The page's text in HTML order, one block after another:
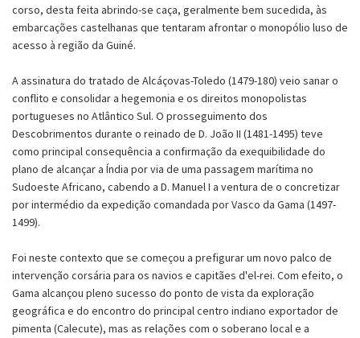
corso, desta feita abrindo-se caça, geralmente bem sucedida, às
embarcações castelhanas que tentaram afrontar o monopólio luso de
acesso à região da Guiné.
A assinatura do tratado de Alcáçovas-Toledo (1479-180) veio sanar o
conflito e consolidar a hegemonia e os direitos monopolistas
portugueses no Atlântico Sul. O prosseguimento dos
Descobrimentos durante o reinado de D. João II (1481-1495) teve
como principal consequência a confirmação da exequibilidade do
plano de alcançar a Índia por via de uma passagem marítima no
Sudoeste Africano, cabendo a D. Manuel I a ventura de o concretizar
por intermédio da expedição comandada por Vasco da Gama (1497-
1499).
Foi neste contexto que se começou a prefigurar um novo palco de
intervenção corsária para os navios e capitães d'el-rei. Com efeito, o
Gama alcançou pleno sucesso do ponto de vista da exploração
geográfica e do encontro do principal centro indiano exportador de
pimenta (Calecute), mas as relações com o soberano local e a